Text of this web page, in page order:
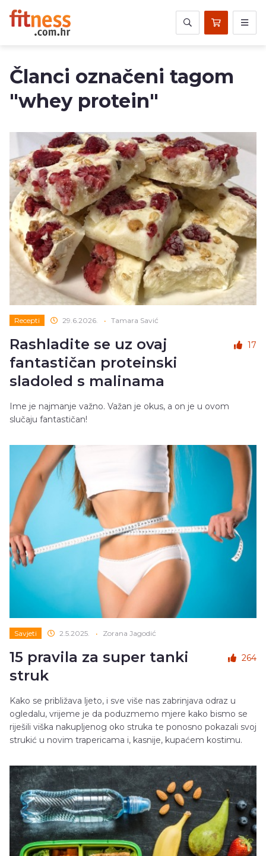
Članci označeni tagom
"whey protein"
Recepti 29.6.2026. • Tamara Savić
Rashladite se uz ovaj
fantastičan proteinski
sladoled s malinama
17
Ime je najmanje važno. Važan je okus, a on je u ovom
slučaju fantastičan!
Savjeti 2.5.2025. • Zorana Jagodić
15 pravila za super tanki
struk
264
Kako se približava ljeto, i sve više nas zabrinjava odraz u
ogledalu, vrijeme je da poduzmemo mjere kako bismo se
riješili viška nakupljenog oko struka te ponosno pokazali svoj
strukić u novim trapericama i, kasnije, kupaćem kostimu.